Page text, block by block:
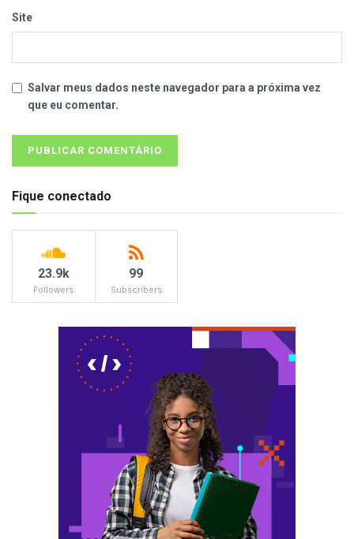
Site
Salvar meus dados neste navegador para a próxima vez
que eu comentar.
Fique conectado
23.9k
Followers
99
Subscribers